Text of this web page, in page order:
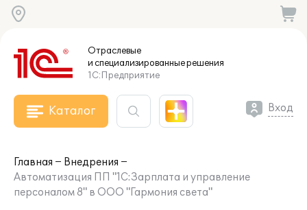
Отраслевые
и специализированныерешения
1С:Предприятие
Каталог Вход
Главная
Внедрения
Автоматизация ПП "1С:Зарплата и управление
персоналом 8" в ООО "Гармония света"